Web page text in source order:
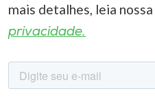
mais detalhes, leia nossa
privacidade.